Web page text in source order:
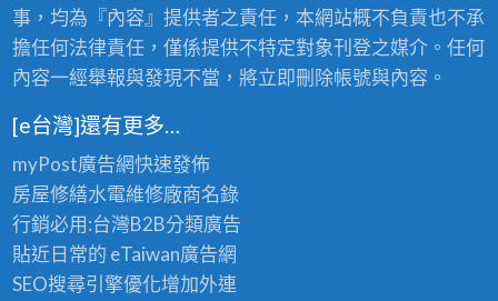
事，均為『內容』提供者之責任，本網站概不負責也不承
擔任何法律責任，僅係提供不特定對象刊登之媒介。任何
內容一經舉報與發現不當，將立即刪除帳號與內容。
[e台灣]還有更多…
myPost廣告網快速發佈
房屋修繕水電維修廠商名錄
行銷必用:台灣B2B分類廣告
貼近日常的 eTaiwan廣告網
SEO搜尋引擎優化增加外連